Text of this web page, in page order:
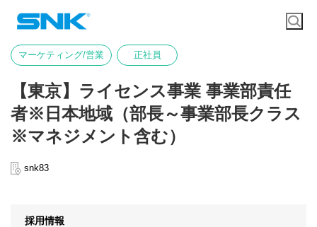
マーケティング/営業 正社員
【東京】ライセンス事業 事業部責任
者※日本地域（部長～事業部長クラス
※マネジメント含む）
snk83
採用情報